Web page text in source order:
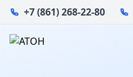
+7 (861) 268-22-80